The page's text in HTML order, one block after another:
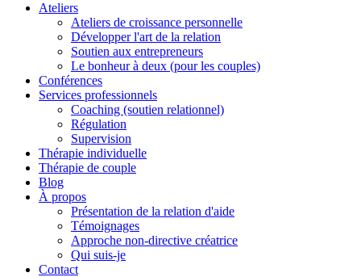
Ateliers
Ateliers de croissance personnelle
Développer l'art de la relation
Soutien aux entrepreneurs
Le bonheur à deux (pour les couples)
Conférences
Services professionnels
Coaching (soutien relationnel)
Régulation
Supervision
Thérapie individuelle
Thérapie de couple
Blog
À propos
Présentation de la relation d'aide
Témoignages
Approche non-directive créatrice
Qui suis-je
Contact